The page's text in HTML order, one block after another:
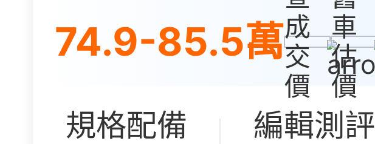
74.9-85.5萬成
交
價
車
估
價
規格配備 編輯測評